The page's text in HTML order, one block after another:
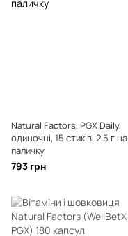
Natural Factors, PGX Daily,
одиночні, 15 стиків, 2,5 г на
паличку
793 грн